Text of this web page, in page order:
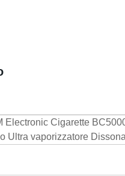
Electronic Cigarette
Ultra vaporizzatore